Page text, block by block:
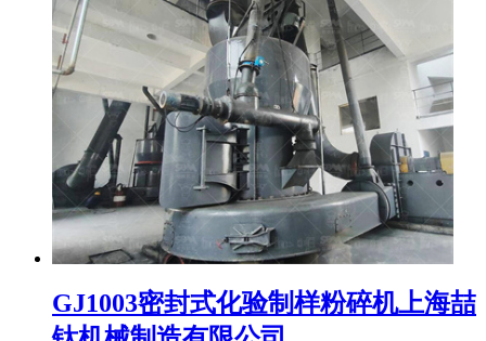
GJ1003密封式化验制样粉碎机上海喆